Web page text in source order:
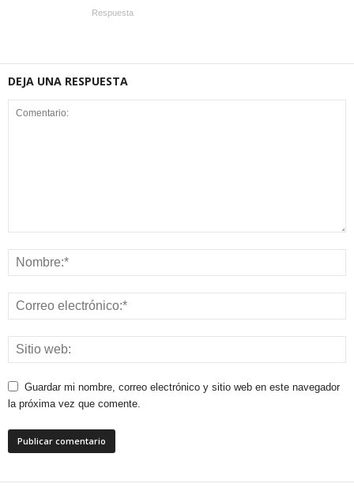
Respuesta
DEJA UNA RESPUESTA
Guardar mi nombre, correo electrónico y sitio web en este navegador
la próxima vez que comente.